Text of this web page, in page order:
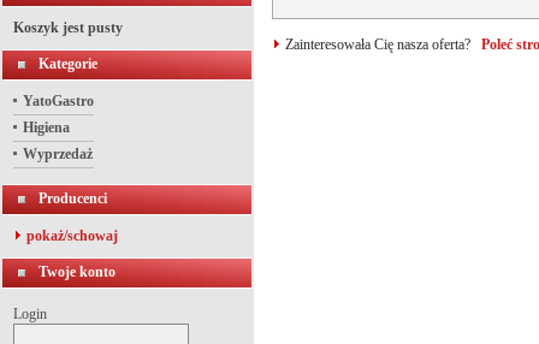
Koszyk jest pusty
Kategorie
YatoGastro
Higiena
Wyprzedaż
Producenci
pokaż/schowaj
Twoje konto
Login
Zainteresowała Cię nasza oferta? Poleć